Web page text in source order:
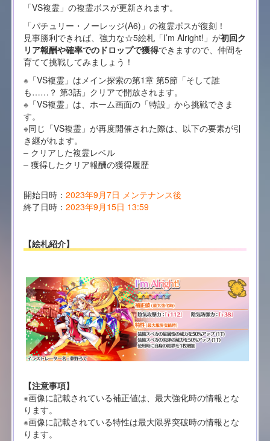
「VS複霊」の複霊ボスが更新されます。
「パチュリー・ノーレッジ(A6)」の複霊ボスが復刻！
見事勝利できれば、強力な☆5絵札「I’m Alright!」が初回ク
リア報酬や確率でのドロップで獲得できますので、仲間を
育てて挑戦してみましょう！
※「VS複霊」はメイン探索の第1章 第5節「そして誰
も……？ 第3話」クリアで開放されます。
※「VS複霊」は、ホーム画面の「特設」から挑戦できま
す。
※同じ「VS複霊」が再度開催された際は、以下の要素が引
き継がれます。
– クリアした複霊レベル
– 獲得したクリア報酬の獲得履歴
開始日時： 2023年9月7日 メンテナンス後
終了日時： 2023年9月15日 13:59
【絵札紹介】
【注意事項】
※画像に記載されている補正値は、最大強化時の情報とな
ります。
※画像に記載されている特性は最大限界突破時の情報とな
ります。